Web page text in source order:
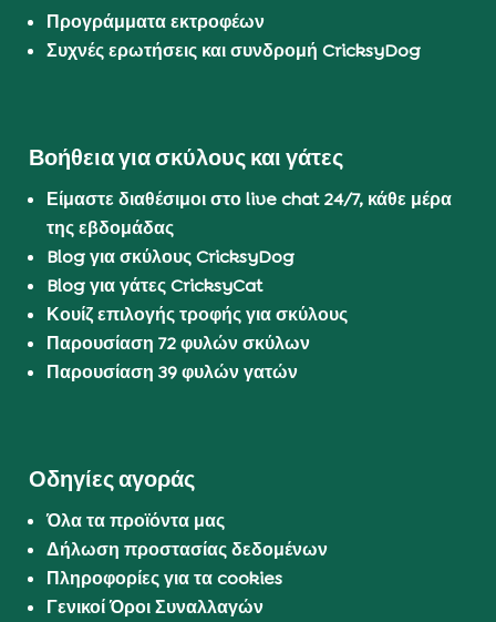
Προγράμματα εκτροφέων
Συχνές ερωτήσεις και συνδρομή CricksyDog
Βοήθεια για σκύλους και γάτες
Είμαστε διαθέσιμοι στο live chat 24/7, κάθε μέρα
της εβδομάδας
Blog για σκύλους CricksyDog
Blog για γάτες CricksyCat
Κουίζ επιλογής τροφής για σκύλους
Παρουσίαση 72 φυλών σκύλων
Παρουσίαση 39 φυλών γατών
Οδηγίες αγοράς
Όλα τα προϊόντα μας
Δήλωση προστασίας δεδομένων
Πληροφορίες για τα cookies
Γενικοί Όροι Συναλλαγών